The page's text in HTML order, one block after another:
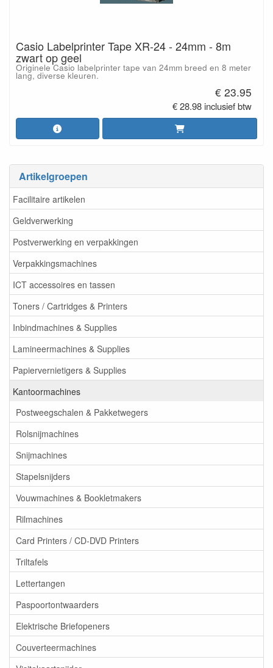
Artikelgroepen
Facilitaire artikelen
Geldverwerking
Postverwerking en verpakkingen
Verpakkingsmachines
ICT accessoires en tassen
Toners / Cartridges & Printers
Inbindmachines & Supplies
Lamineermachines & Supplies
Papiervernietigers & Supplies
Kantoormachines
Postweegschalen & Pakketwegers
Rolsnijmachines
Snijmachines
Stapelsnijders
Vouwmachines & Bookletmakers
Rilmachines
Card Printers / CD-DVD Printers
Triltafels
Lettertangen
Paspoortontwaarders
Elektrische Briefopeners
Couverteermachines
Casio Labelprinter Tape XR-24 - 24mm - 8m
zwart op geel
Originele Casio labelprinter tape van 24mm breed en 8 meter
lang, diverse kleuren.
€ 23.95
€ 28.98 inclusief btw